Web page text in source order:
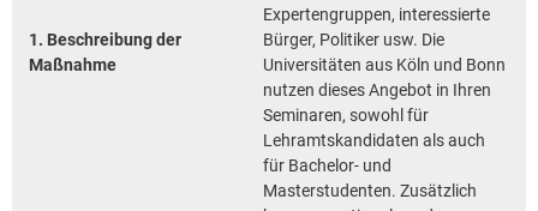
1. Beschreibung der
Maßnahme
Expertengruppen, interessierte
Bürger, Politiker usw. Die
Universitäten aus Köln und Bonn
nutzen dieses Angebot in Ihren
Seminaren, sowohl für
Lehramtskandidaten als auch
für Bachelor- und
Masterstudenten. Zusätzlich